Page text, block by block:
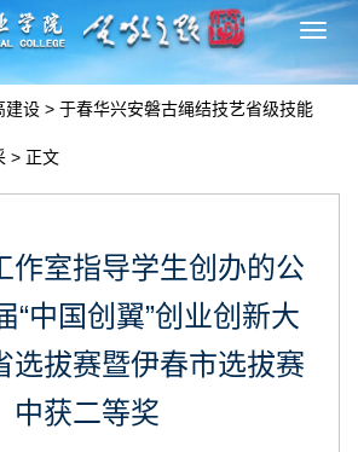
切
换
导
建设 > 于春华兴安磐古绳结技艺省级技能
> 正文
作室指导学生创办的公
“中国创翼”创业创新大
选拔赛暨伊春市选拔赛
中获二等奖